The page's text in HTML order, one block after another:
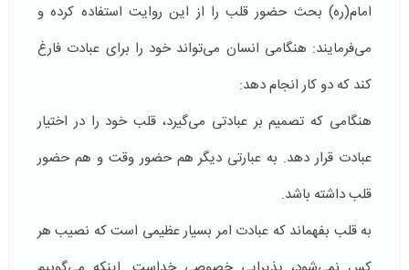
امام(ره) بحث حضور قلب را از این روایت استفاده کرده و
می‌فرمایند: هنگامی انسان می‌تواند خود را برای عبادت فارغ
کند که دو کار انجام دهد:
هنگامی که تصمیم بر عبادتی می‌گیرد، قلب خود را در اختیار
عبادت قرار دهد. به عبارتی دیگر هم حضور وقت و هم حضور
قلب داشته باشد.
به قلب بفهماند که عبادت امر بسیار عظیمی است که نصیب هر